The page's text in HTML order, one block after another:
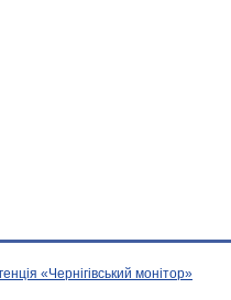
«Чернігівський монітор»